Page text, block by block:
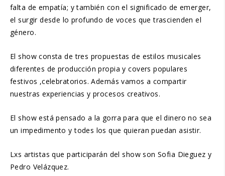
falta de empatía; y también con el significado de emerger,
el surgir desde lo profundo de voces que trascienden el
género.
El show consta de tres propuestas de estilos musicales
diferentes de producción propia y covers populares
festivos ,celebratorios. Además vamos a compartir
nuestras experiencias y procesos creativos.
El show está pensado a la gorra para que el dinero no sea
un impedimento y todes los que quieran puedan asistir.
Lxs artistas que participarán del show son Sofia Dieguez y
Pedro Velázquez.